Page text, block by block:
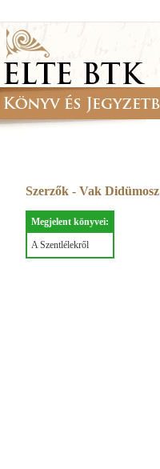
Szerzők - Vak
Megjelent könyvei:
A Szentlélekről